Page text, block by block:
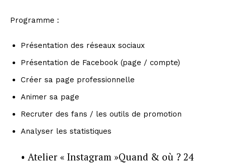
Programme :
Présentation des réseaux sociaux
Présentation de Facebook (page / compte)
Créer sa page professionnelle
Animer sa page
Recruter des fans / les outils de promotion
Analyser les statistiques
• Atelier « Instagram »Quand & où ? 24